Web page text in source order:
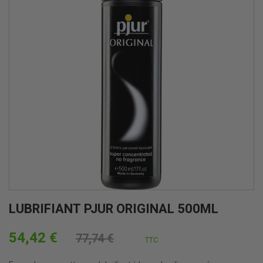
LUBRIFIANT PJUR ORIGINAL 500ML
54,42 € 77,74 € TTC